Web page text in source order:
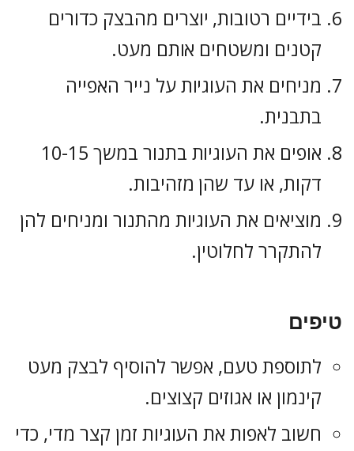
בידיים רטובות, יוצרים מהבצק כדורים
קטנים ומשטחים אותם מעט.
מניחים את העוגיות על נייר האפייה
בתבנית.
אופים את העוגיות בתנור במשך 10-15
דקות, או עד שהן מזהיבות.
מוציאים את העוגיות מהתנור ומניחים להן
להתקרר לחלוטין.
טיפים
לתוספת טעם, אפשר להוסיף לבצק מעט
קינמון או אגוזים קצוצים.
חשוב לאפות את העוגיות זמן קצר מדי, כדי